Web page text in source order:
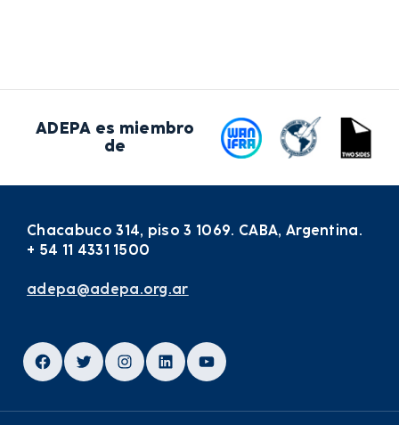
ADEPA es miembro
de
Chacabuco 314, piso 3 1069. CABA, Argentina.
+ 54 11 4331 1500
adepa@adepa.org.ar
Facebook
TwitterInstagram
LinkedInYouTube